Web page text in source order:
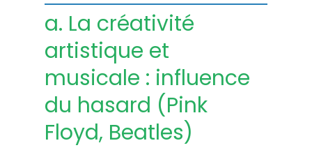
a. La créativité
artistique et
musicale : influence
du hasard (Pink
Floyd, Beatles)